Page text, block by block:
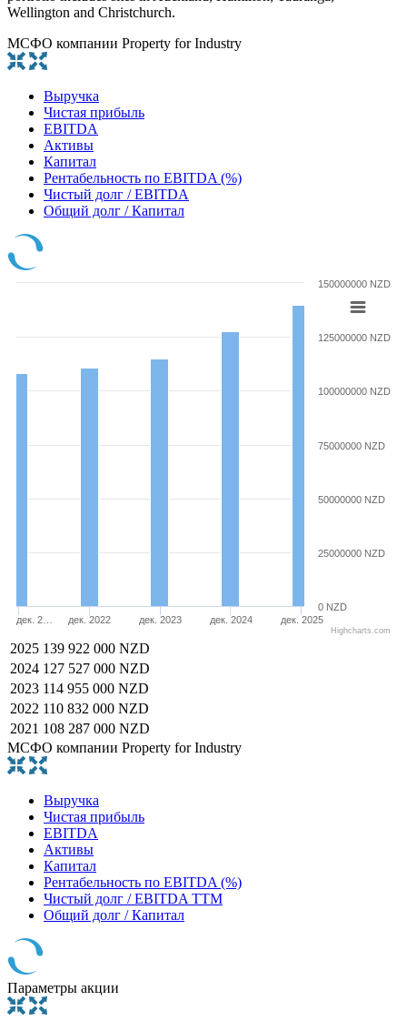
Wellington and Christchurch.
МСФО компании Property for Industry
Выручка
Чистая прибыль
EBITDA
Активы
Капитал
Рентабельность по EBITDA (%)
Чистый долг / EBITDA
Общий долг / Капитал
дек. 2… дек. 2022 дек. 2023 дек. 2024 дек. 2025
0 NZD
25000000 NZD
50000000 NZD
75000000 NZD
100000000 NZD
125000000 NZD
150000000 NZD
Highcharts.com
2025 139 922 000 NZD
2024 127 527 000 NZD
2023 114 955 000 NZD
2022 110 832 000 NZD
2021 108 287 000 NZD
МСФО компании Property for Industry
Выручка
Чистая прибыль
EBITDA
Активы
Капитал
Рентабельность по EBITDA (%)
Чистый долг / EBITDA TTM
Общий долг / Капитал
Параметры акции